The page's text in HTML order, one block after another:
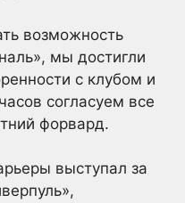
возможность
мы достигли
с клубом и
согласуем все
форвард.
выступал за